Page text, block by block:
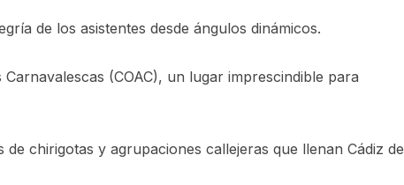
de los asistentes desde ángulos dinámicos.
(COAC), un lugar imprescindible para
chirigotas y agrupaciones callejeras que llenan Cádiz de